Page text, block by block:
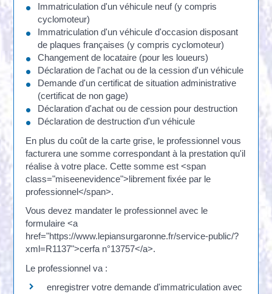
Immatriculation d'un véhicule neuf (y compris
cyclomoteur)
Immatriculation d'un véhicule d'occasion disposant
de plaques françaises (y compris cyclomoteur)
Changement de locataire (pour les loueurs)
Déclaration de l'achat ou de la cession d'un véhicule
Demande d'un certificat de situation administrative
(certificat de non gage)
Déclaration d'achat ou de cession pour destruction
Déclaration de destruction d'un véhicule
En plus du coût de la carte grise, le professionnel vous
facturera une somme correspondant à la prestation qu'il
réalise à votre place. Cette somme est <span
class="miseenevidence">librement fixée par le
professionnel</span>.
Vous devez mandater le professionnel avec le
formulaire <a
href="https://www.lepiansurgaronne.fr/service-public/?
xml=R1137">cerfa n°13757</a>.
Le professionnel va :
enregistrer votre demande d'immatriculation avec